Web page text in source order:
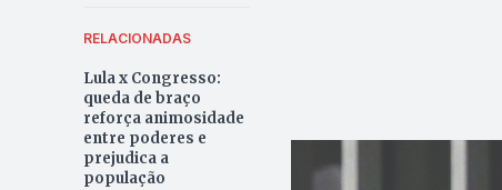
RELACIONADAS
Lula x Congresso:
queda de braço
reforça animosidade
entre poderes e
prejudica a
população